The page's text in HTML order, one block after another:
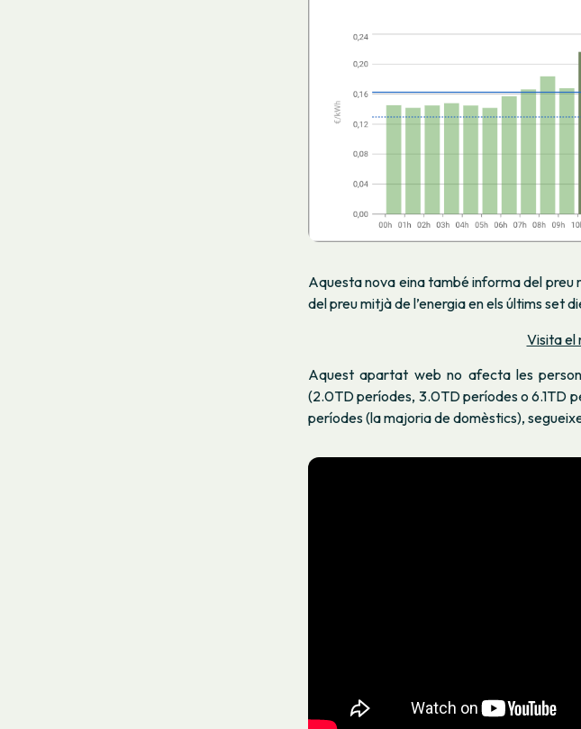
Aquesta nova eina també informa del preu
del preu mitjà de l’energia en els últims set
Visita el
Aquest apartat web no afecta les
(2.0TD períodes, 3.0TD períodes o 6.1TD
períodes (la majoria de domèstics),